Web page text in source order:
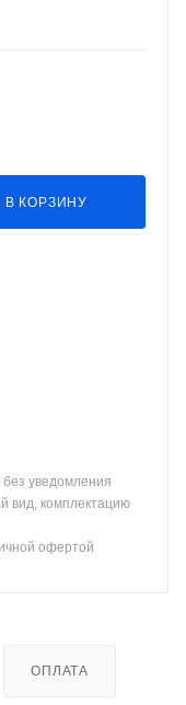
В КОРЗИНУ
без уведомления
вид, комплектацию
офертой
ОПЛАТА